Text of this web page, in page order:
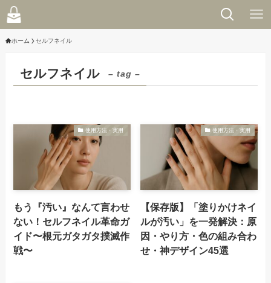
ホーム セルフネイル
セルフネイル – tag –
使用方法・実用
もう『汚い』なんて言わせ
ない！セルフネイル革命ガ
イド〜根元ガタガタ撲滅作
戦〜
使用方法・実用
【保存版】「塗りかけネイ
ルが汚い」を一発解決：原
因・やり方・色の組み合わ
せ・神デザイン45選